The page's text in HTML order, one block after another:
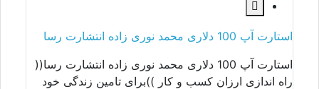
استارت آپ 100 دلاری محمد نوری زاده انتشارت رسا
استارت آپ 100 دلاری محمد نوری زاده انتشارت رسا((
راه اندازی ارزان کسب و کار ))برای تامین زندگی خود